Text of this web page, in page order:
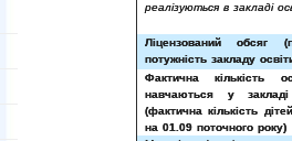
реалізуються в закладі
Ліцензований обсяг
потужність закладу
Фактична кількість
навчаються у закладі
(фактична кількість
на 01.09 поточного року)